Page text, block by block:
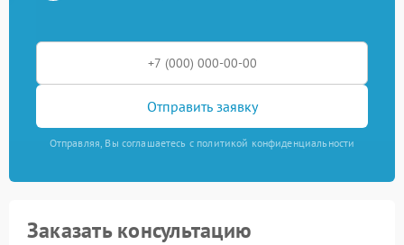
Отправить заявку
Отправляя, Вы соглашаетесь с политикой конфиденциальности
Заказать консультацию